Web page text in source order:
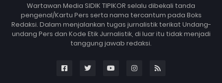
Wartawan Media SIDIK TIPIKOR selalu dibekali tanda
pengenal/Kartu Pers serta nama tercantum pada Boks
Redaksi. Dalam menjalankan tugas jurnalistik terikat Undang-
undang Pers dan Kode Etik Jurnalistik, di luar itu tidak menjadi
tanggung jawab redaksi.